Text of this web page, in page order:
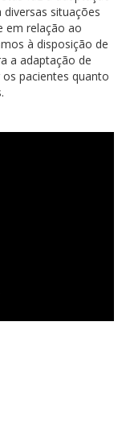
situações
em relação ao
à disposição de
a adaptação de
pacientes quanto